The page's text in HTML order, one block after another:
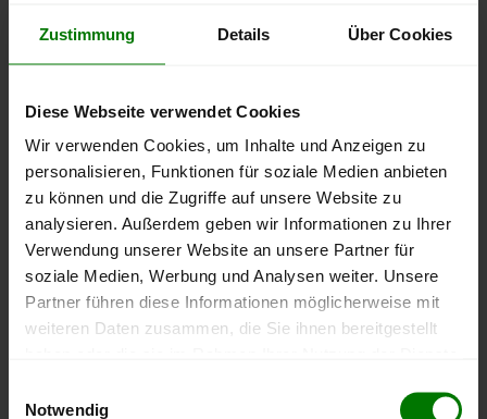
Zustimmung Details Über Cookies
Diese Webseite verwendet Cookies
Wir verwenden Cookies, um Inhalte und Anzeigen zu
personalisieren, Funktionen für soziale Medien anbieten
zu können und die Zugriffe auf unsere Website zu
analysieren. Außerdem geben wir Informationen zu Ihrer
Verwendung unserer Website an unsere Partner für
soziale Medien, Werbung und Analysen weiter. Unsere
Partner führen diese Informationen möglicherweise mit
weiteren Daten zusammen, die Sie ihnen bereitgestellt
Notwendig
33 Bewertungen
2
keine Bewertungen
1
keine Bewertungen
Aktuelle Kundenbewertungen
31.07.2026
von Franz aus Hatzenbach
5.000 kg vonWallner